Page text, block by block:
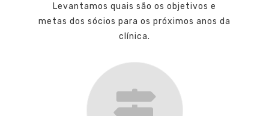
Levantamos quais são os objetivos e
metas dos sócios para os próximos anos da
clínica.